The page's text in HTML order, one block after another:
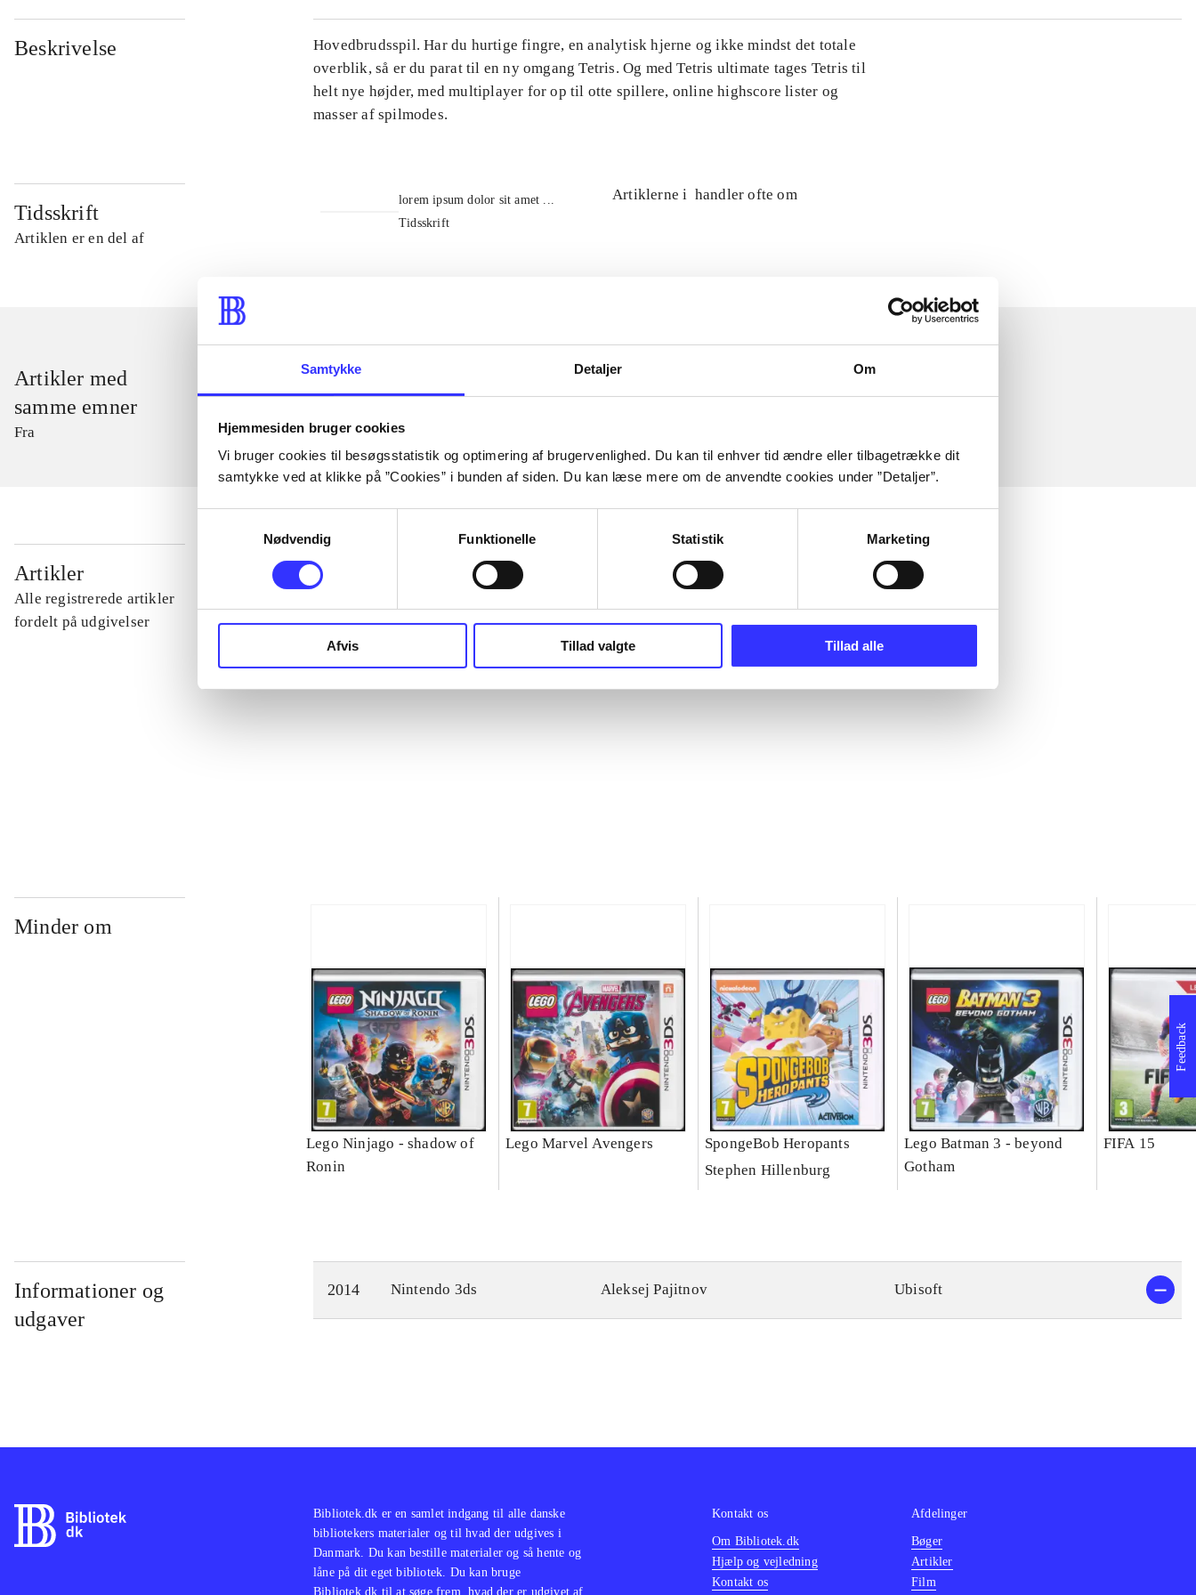
Samtykke Detaljer Om
Hjemmesiden bruger cookies
Vi bruger cookies til besøgsstatistik og optimering af brugervenlighed. Du kan til enhver tid ændre eller tilbagetrække dit
samtykke ved at klikke på ”Cookies” i bunden af siden. Du kan læse mere om de anvendte cookies under ”Detaljer”.
Nødvendig
Funktionelle Statistik Marketing
Afvis Tillad valgte Tillad alle
Beskrivelse
Hovedbrudsspil. Har du hurtige fingre, en analytisk hjerne og ikke mindst det totale
overblik, så er du parat til en ny omgang Tetris. Og med Tetris ultimate tages Tetris til
helt nye højder, med multiplayer for op til otte spillere, online highscore lister og
masser af spilmodes.
Tidsskrift
Artiklen er en del af
lorem ipsum dolor sit amet ...
Tidsskrift
Artiklerne i handler ofte om
Artikler med
samme emner
Fra
Artikler
Alle registrerede artikler
fordelt på udgivelser
...
Minder om
Lego Ninjago - shadow of
Ronin
Lego Marvel Avengers
SpongeBob Heropants
Stephen Hillenburg
Lego Batman 3 - beyond
Gotham
FIFA 15
Informationer og
udgaver
2014 Nintendo 3ds Aleksej Pajitnov Ubisoft
Feedback
Bibliotek.dk er en samlet indgang til alle danske
bibliotekers materialer og til hvad der udgives i
Danmark. Du kan bestille materialer og så hente og
låne på dit eget bibliotek. Du kan bruge
Bibliotek.dk til at søge frem, hvad der er udgivet af
Kontakt os
Om Bibliotek.dk
Hjælp og vejledning
Kontakt os
Afdelinger
Bøger
Artikler
Film